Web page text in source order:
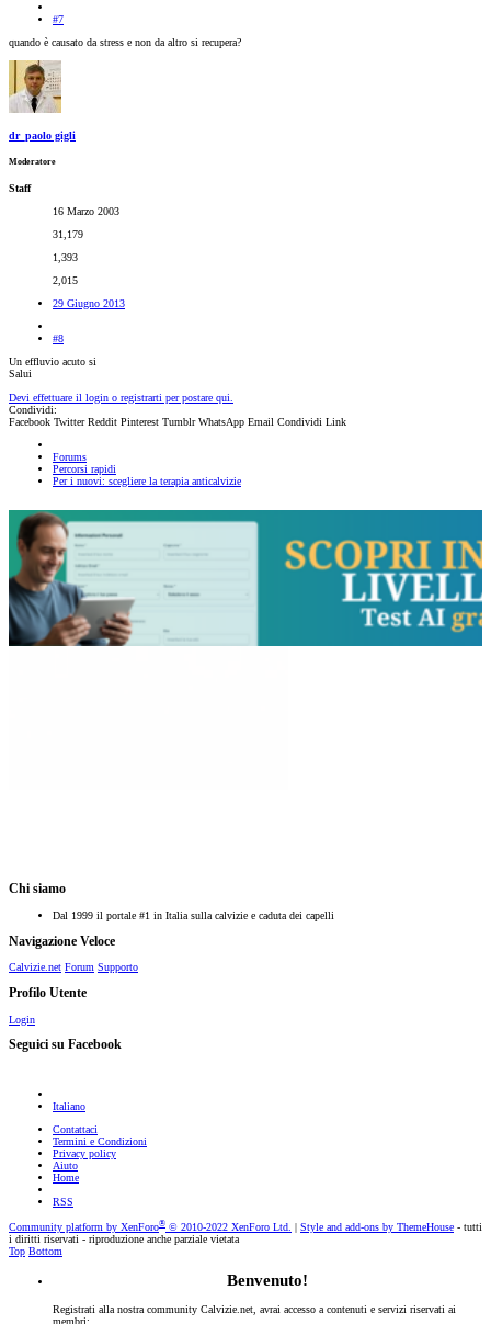
#7
quando è causato da stress e non da altro si recupera?
dr_paolo gigli
Moderatore
Staff
16 Marzo 2003
31,179
1,393
2,015
29 Giugno 2013
#8
Un effluvio acuto si
Salui
Devi effettuare il login o registrarti per postare qui.
Condividi:
Facebook Twitter Reddit Pinterest Tumblr WhatsApp Email Condividi Link
Forums
Percorsi rapidi
Per i nuovi: scegliere la terapia anticalvizie
Chi siamo
Dal 1999 il portale #1 in Italia sulla calvizie e caduta dei capelli
Navigazione Veloce
Calvizie.net Forum Supporto
Profilo Utente
Login
Seguici su Facebook
Italiano
Contattaci
Termini e Condizioni
Privacy policy
Aiuto
Home
RSS
Community platform by XenForo® © 2010-2022 XenForo Ltd. Style and add-ons by ThemeHouse - tutti
i diritti riservati - riproduzione anche parziale vietata
Top Bottom
Benvenuto!
Registrati alla nostra community Calvizie.net, avrai accesso a contenuti e servizi riservati ai